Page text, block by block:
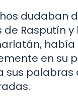
dudaban
Rasputín y
había
en su
sus palabras